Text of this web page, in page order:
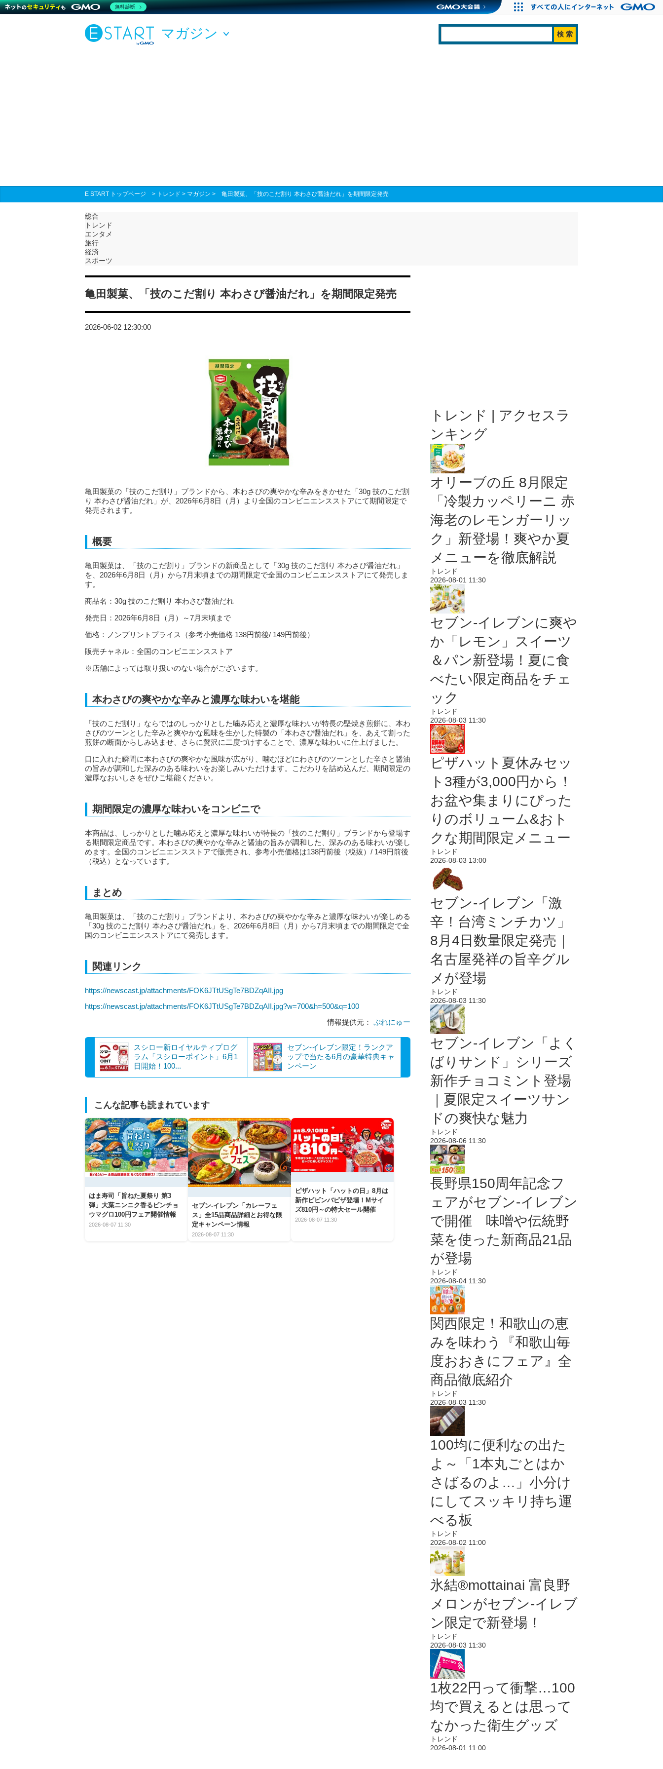
マガジン
E START トップページ > トレンド > マガジン > 亀田製菓、「技のこだ割り 本わさび醤油だれ」を期間限定発売
総合
トレンド
エンタメ
旅行
経済
スポーツ
亀田製菓、「技のこだ割り 本わさび醤油だれ」を期間限定発売
2026-06-02 12:30:00
亀田製菓の「技のこだ割り」ブランドから、本わさびの爽やかな辛みをきかせた「30g 技のこだ割
り 本わさび醤油だれ」が、2026年6月8日（月）より全国のコンビニエンスストアにて期間限定で
発売されます。
概要
亀田製菓は、「技のこだ割り」ブランドの新商品として「30g 技のこだ割り 本わさび醤油だれ」
を、2026年6月8日（月）から7月末頃までの期間限定で全国のコンビニエンスストアにて発売しま
す。
商品名：30g 技のこだ割り 本わさび醤油だれ
発売日：2026年6月8日（月）～7月末頃まで
価格：ノンプリントプライス（参考小売価格 138円前後/ 149円前後）
販売チャネル：全国のコンビニエンスストア
※店舗によっては取り扱いのない場合がございます。
本わさびの爽やかな辛みと濃厚な味わいを堪能
「技のこだ割り」ならではのしっかりとした噛み応えと濃厚な味わいが特長の堅焼き煎餅に、本わ
さびのツーンとした辛みと爽やかな風味を生かした特製の「本わさび醤油だれ」を、あえて割った
煎餅の断面からしみ込ませ、さらに贅沢に二度づけすることで、濃厚な味わいに仕上げました。
口に入れた瞬間に本わさびの爽やかな風味が広がり、噛むほどにわさびのツーンとした辛さと醤油
の旨みが調和した深みのある味わいをお楽しみいただけます。こだわりを詰め込んだ、期間限定の
濃厚なおいしさをぜひご堪能ください。
期間限定の濃厚な味わいをコンビニで
本商品は、しっかりとした噛み応えと濃厚な味わいが特長の「技のこだ割り」ブランドから登場す
る期間限定商品です。本わさびの爽やかな辛みと醤油の旨みが調和した、深みのある味わいが楽し
めます。全国のコンビニエンスストアで販売され、参考小売価格は138円前後（税抜）/ 149円前後
（税込）となっています。
まとめ
亀田製菓は、「技のこだ割り」ブランドより、本わさびの爽やかな辛みと濃厚な味わいが楽しめる
「30g 技のこだ割り 本わさび醤油だれ」を、2026年6月8日（月）から7月末頃までの期間限定で全
国のコンビニエンスストアにて発売します。
関連リンク
https://newscast.jp/attachments/FOK6JTtUSgTe7BDZqAII.jpg
https://newscast.jp/attachments/FOK6JTtUSgTe7BDZqAII.jpg?w=700&h=500&q=100
情報提供元： ぷれにゅー
スシロー新ロイヤルティプログ
ラム「スシローポイント」6月1
日開始！100...
セブン‐イレブン限定！ランクア
ップで当たる6月の豪華特典キャ
ンペーン
こんな記事も読まれています
はま寿司「旨ねた夏祭り 第3
弾」大葉ニンニク香るビンチョ
ウマグロ100円フェア開催情報
2026-08-07 11:30
セブン‐イレブン「カレーフェ
ス」全15品商品詳細とお得な限
定キャンペーン情報
2026-08-07 11:30
ピザハット「ハットの日」8月は
新作ビビンバピザ登場！Mサイ
ズ810円～の特大セール開催
2026-08-07 11:30
トレンド | アクセスラ
ンキング
オリーブの丘 8月限定
「冷製カッペリーニ 赤
海老のレモンガーリッ
ク」新登場！爽やか夏
メニューを徹底解説
トレンド
2026-08-01 11:30
セブン‐イレブンに爽や
か「レモン」スイーツ
＆パン新登場！夏に食
べたい限定商品をチェ
ック
トレンド
2026-08-03 11:30
ピザハット夏休みセッ
ト3種が3,000円から！
お盆や集まりにぴった
りのボリューム&おト
クな期間限定メニュー
トレンド
2026-08-03 13:00
セブン-イレブン「激
辛！台湾ミンチカツ」
8月4日数量限定発売｜
名古屋発祥の旨辛グル
メが登場
トレンド
2026-08-03 11:30
セブン‐イレブン「よく
ばりサンド」シリーズ
新作チョコミント登場
｜夏限定スイーツサン
ドの爽快な魅力
トレンド
2026-08-06 11:30
長野県150周年記念フ
ェアがセブン-イレブン
で開催 味噌や伝統野
菜を使った新商品21品
が登場
トレンド
2026-08-04 11:30
関西限定！和歌山の恵
みを味わう『和歌山毎
度おおきにフェア』全
商品徹底紹介
トレンド
2026-08-03 11:30
100均に便利なの出た
よ～「1本丸ごとはか
さばるのよ…」小分け
にしてスッキリ持ち運
べる板
トレンド
2026-08-02 11:00
氷結®mottainai 富良野
メロンがセブン‐イレブ
ン限定で新登場！
トレンド
2026-08-03 11:30
1枚22円って衝撃…100
均で買えるとは思って
なかった衛生グッズ
トレンド
2026-08-01 11:00
無料診断